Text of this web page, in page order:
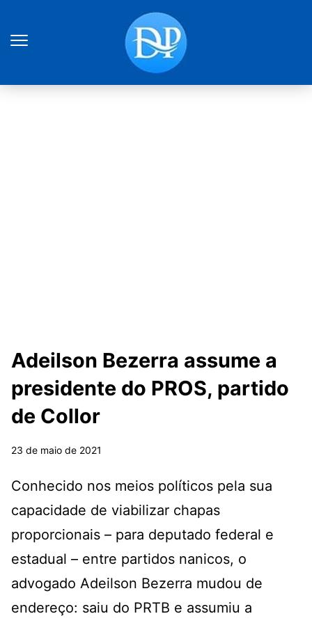
Adeilson Bezerra assume a
presidente do PROS, partido
de Collor
23 de maio de 2021
Conhecido nos meios políticos pela sua
capacidade de viabilizar chapas
proporcionais – para deputado federal e
estadual – entre partidos nanicos, o
advogado Adeilson Bezerra mudou de
endereço: saiu do PRTB e assumiu a